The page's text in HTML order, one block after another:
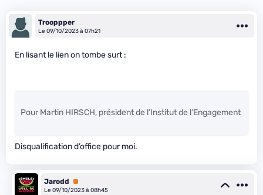
Trooppper
Le 09/10/2023 à 07h21
En lisant le lien on tombe surt :
Pour Martin HIRSCH, président de l’Institut de l’Engagement
Disqualification d’office pour moi.
Jarodd
Premium
Le 09/10/2023 à 08h45